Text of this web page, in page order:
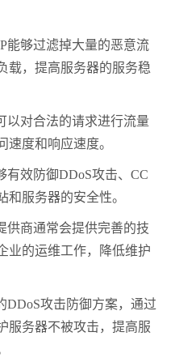
够过滤掉大量的恶意流
载，提高服务器的服务稳
对合法的请求进行流量
速度和响应速度。
效防御DDoS攻击、CC
服务器的安全性。
商通常会提供完善的技
业的运维工作，降低维护
攻击防御方案，通过
服务器不被攻击，提高服